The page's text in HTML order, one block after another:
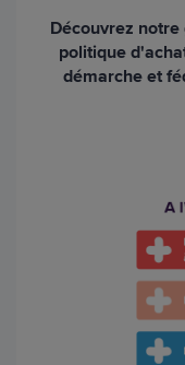
Découvrez
politique
démarche et